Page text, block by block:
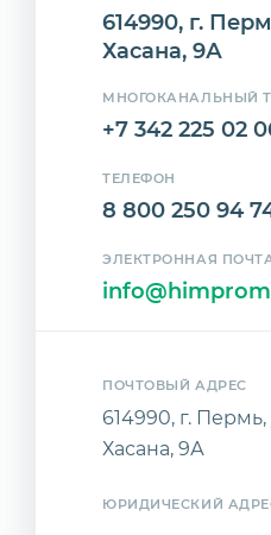
614990, г.
Хасана, 9А
МНОГОКАНАЛЬНЫЙ
+7 342 225 02
ТЕЛЕФОН
8 800 250 94
ЭЛЕКТРОННАЯ
ПОЧТОВЫЙ АДРЕС
614990, г. Пермь,
Хасана, 9А
ЮРИДИЧЕСКИЙ